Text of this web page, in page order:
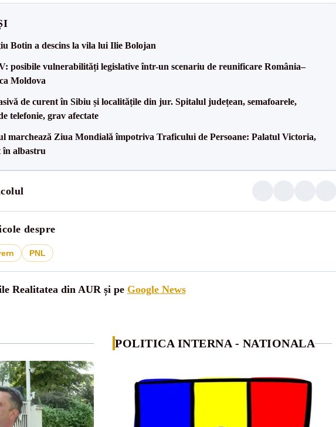
Botin a descins la vila lui Ilie Bolojan
posibile vulnerabilități legislative într-un scenariu de reunificare România–
Moldova
de curent în Sibiu și localitățile din jur. Spitalul județean, semafoarele,
telefonie, grav afectate
marchează Ziua Mondială împotriva Traficului de Persoane: Palatul Victoria,
în albastru
despre
PNL
Realitatea din AUR și pe Google News
POLITICA INTERNA - NATIONALA